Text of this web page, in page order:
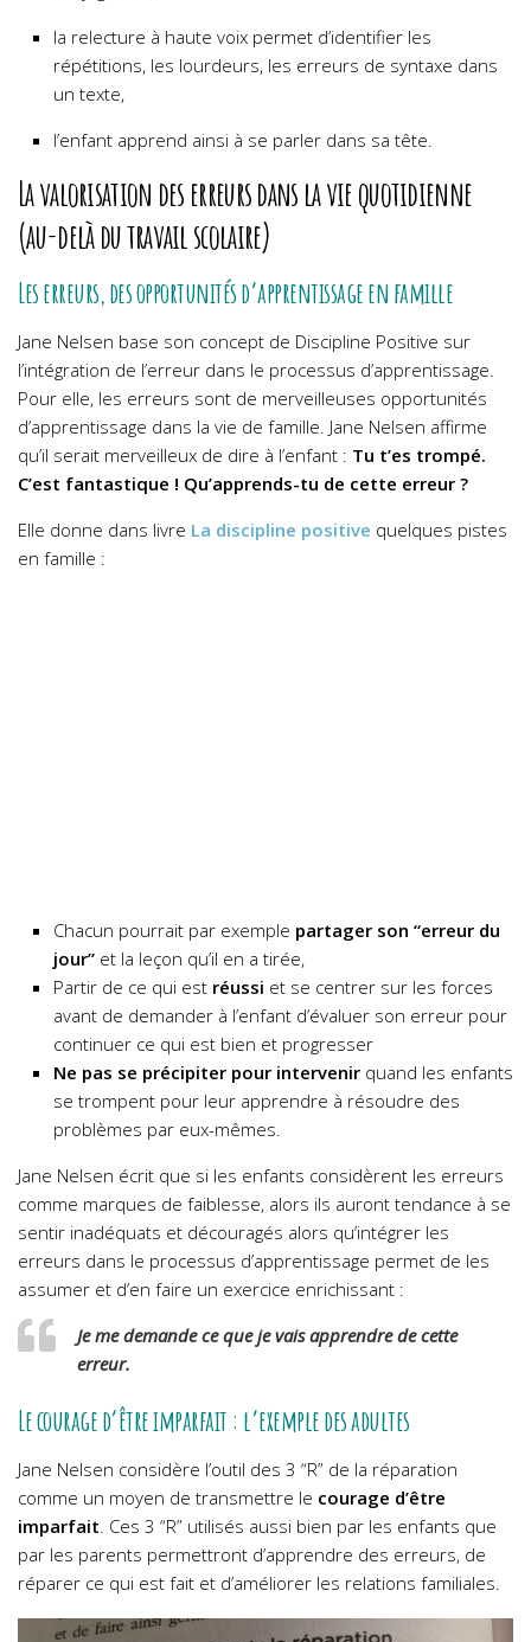
la relecture à haute voix permet d’identifier les
répétitions, les lourdeurs, les erreurs de syntaxe dans
un texte,
l’enfant apprend ainsi à se parler dans sa tête.
La valorisation des erreurs dans la vie quotidienne
(au-delà du travail scolaire)
Les erreurs, des opportunités d’apprentissage en famille
Jane Nelsen base son concept de Discipline Positive sur
l’intégration de l’erreur dans le processus d’apprentissage.
Pour elle, les erreurs sont de merveilleuses opportunités
d’apprentissage dans la vie de famille. Jane Nelsen affirme
qu’il serait merveilleux de dire à l’enfant : Tu t’es trompé.
C’est fantastique ! Qu’apprends-tu de cette erreur ?
Elle donne dans livre La discipline positive quelques pistes
en famille :
Chacun pourrait par exemple partager son “erreur du
jour” et la leçon qu’il en a tirée,
Partir de ce qui est réussi et se centrer sur les forces
avant de demander à l’enfant d’évaluer son erreur pour
continuer ce qui est bien et progresser
Ne pas se précipiter pour intervenir quand les enfants
se trompent pour leur apprendre à résoudre des
problèmes par eux-mêmes.
Jane Nelsen écrit que si les enfants considèrent les erreurs
comme marques de faiblesse, alors ils auront tendance à se
sentir inadéquats et découragés alors qu’intégrer les
erreurs dans le processus d’apprentissage permet de les
assumer et d’en faire un exercice enrichissant :
Je me demande ce que je vais apprendre de cette
erreur.
Le courage d’être imparfait : l’exemple des adultes
Jane Nelsen considère l’outil des 3 “R” de la réparation
comme un moyen de transmettre le courage d’être
imparfait. Ces 3 “R” utilisés aussi bien par les enfants que
par les parents permettront d’apprendre des erreurs, de
réparer ce qui est fait et d’améliorer les relations familiales.